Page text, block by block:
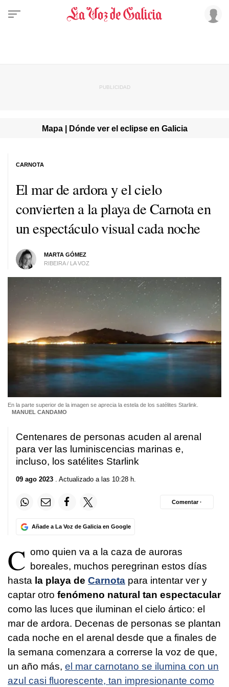
Mapa | Dónde ver el eclipse en Galicia
El mar de ardora y el cielo
convierten a la playa de Carnota en
un espectáculo visual cada noche
MARTA GÓMEZ
RIBEIRA / LA VOZ
CARNOTA
En la parte superior de la imagen se aprecia la estela de los satélites Starlink.
MANUEL CANDAMO
Centenares de personas acuden al arenal
para ver las luminiscencias marinas e,
incluso, los satélites Starlink
09 ago 2023 . Actualizado a las 10:28 h.
Añade a La Voz de Galicia en Google
Comentar ·
C omo quien va a la caza de auroras
boreales, muchos peregrinan estos días
hasta la playa de Carnota para intentar ver y
captar otro fenómeno natural tan espectacular
como las luces que iluminan el cielo ártico: el
mar de ardora. Decenas de personas se plantan
cada noche en el arenal desde que a finales de
la semana comenzara a correrse la voz de que,
un año más, el mar carnotano se ilumina con un
azul casi fluorescente, tan impresionante como